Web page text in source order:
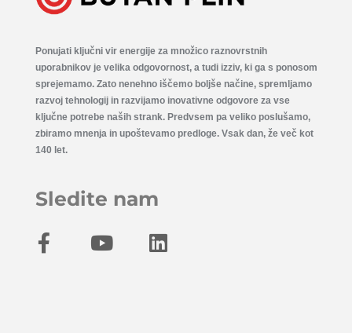
Ponujati ključni vir energije za množico raznovrstnih
uporabnikov je velika odgovornost, a tudi izziv, ki ga s ponosom
sprejemamo. Zato nenehno iščemo boljše načine, spremljamo
razvoj tehnologij in razvijamo inovativne odgovore za vse
ključne potrebe naših strank. Predvsem pa veliko poslušamo,
zbiramo mnenja in upoštevamo predloge. Vsak dan, že več kot
140 let.
Sledite nam